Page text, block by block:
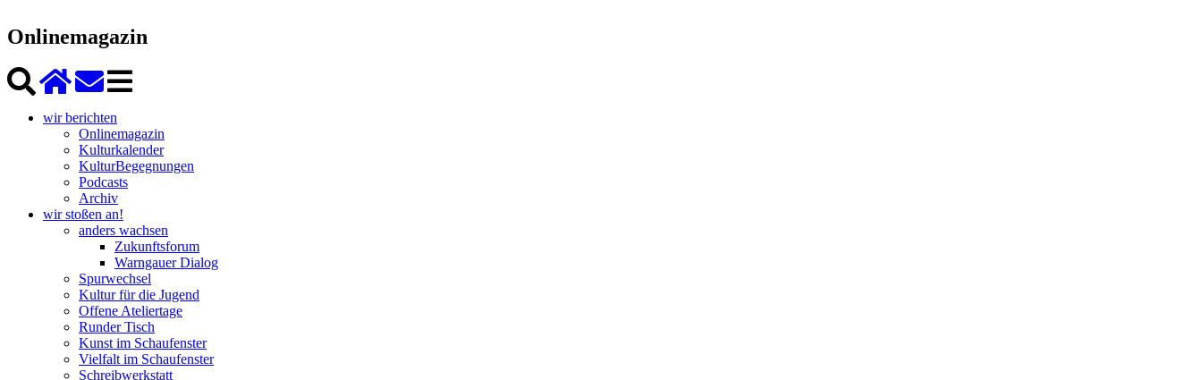
Onlinemagazin
wir berichten
Onlinemagazin
Kulturkalender
KulturBegegnungen
Podcasts
Archiv
wir stoßen an!
anders wachsen
Zukunftsforum
Warngauer Dialog
Spurwechsel
Kultur für die Jugend
Offene Ateliertage
Runder Tisch
Kunst im Schaufenster
Vielfalt im Schaufenster
Schreibwerkstatt